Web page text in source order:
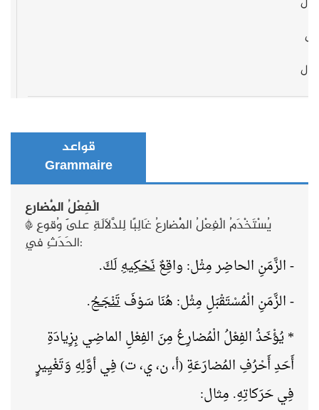
قواعد
Grammaire
الْفِعْلُ الْمُضارع
* يُسْتَخْدَمُ الْفِعْلُ الْمُضارِعُ غَالِبًا لِلدَّلَالَةِ عَلَى وُقوعِ
الحَدَثِ فِي:
- الزَّمَنِ الحاضِر مِثْل: واقِعٌنَحْكِيهِلَكَ.
-الزَّمَنِ الْمُسْتَقْبَلِ مِثْل: هُنَا سَوْفَتَنْجَحُ.
* يُؤْخَذُ الفِعْلُ الْمُضارِعُ مِنَ الفِعْلِ الماضِي بِزِيادَةِ
أَحَدِ أَحْرُفِ المُضارَعَةِ (أ، ن، ي، ت) فِي أوَّلِهِ وَتَغْيِيرٍ
فِي حَرَكاتِهِ. مِثال: